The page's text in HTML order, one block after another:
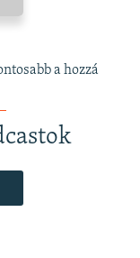
a hozzá